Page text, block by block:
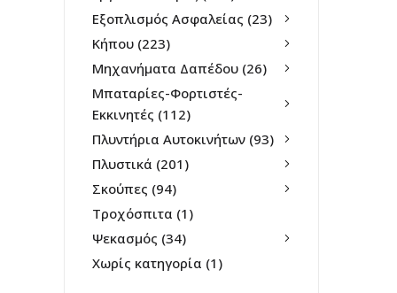
Εξοπλισμός Ασφαλείας (23)
Κήπου (223)
Μηχανήματα Δαπέδου (26)
Μπαταρίες-Φορτιστές-
Εκκινητές (112)
Πλυντήρια Αυτοκινήτων (93)
Πλυστικά (201)
Σκούπες (94)
Τροχόσπιτα (1)
Ψεκασμός (34)
Χωρίς κατηγορία (1)